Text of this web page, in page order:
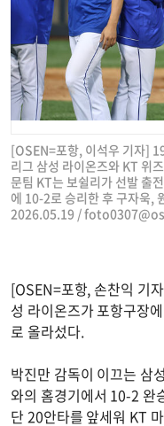
[OSEN=포항, 이석우 기자]
리그 삼성 라이온즈와 KT 위
문팀 KT는 보쉴리가 선발 출
에 10-2로 승리한 후 구자욱,
2026.05.19 /
[OSEN=포항, 손찬익 기
성 라이온즈가 포항구장
로 올라섰다.
박진만 감독이 이끄는 삼
와의 홈경기에서 10-2 완
단 20안타를 앞세워 KT